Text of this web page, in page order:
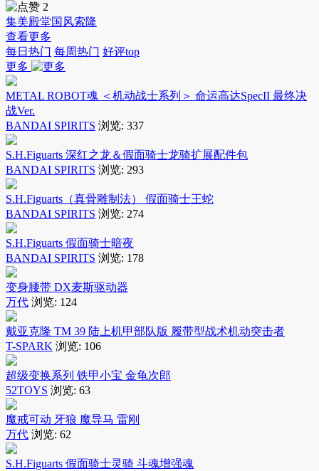
2
集美殿堂国风索隆
查看更多
每日热门 每周热门 好评top
更多
METAL ROBOT魂 ＜机动战士系列＞ 命运高达SpecII 最终决
战Ver.
BANDAI SPIRITS 浏览: 337
S.H.Figuarts 深红之龙＆假面骑士龙骑扩展配件包
BANDAI SPIRITS 浏览: 293
S.H.Figuarts（真骨雕制法） 假面骑士王蛇
BANDAI SPIRITS 浏览: 274
S.H.Figuarts 假面骑士暗夜
BANDAI SPIRITS 浏览: 178
变身腰带 DX麦斯驱动器
万代 浏览: 124
戴亚克隆 TM 39 陆上机甲部队版 履带型战术机动突击者
T-SPARK 浏览: 106
超级变换系列 铁甲小宝 金龟次郎
52TOYS 浏览: 63
魔戒可动 牙狼 魔导马 雷刚
万代 浏览: 62
S.H.Figuarts 假面骑士灵骑 斗魂增强魂